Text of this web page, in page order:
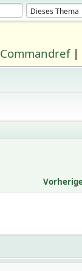
Commandref|